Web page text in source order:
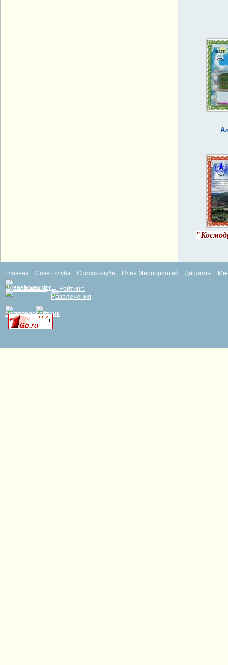
Главная Совет клуба Список клуба План Мероприятий Дипломы